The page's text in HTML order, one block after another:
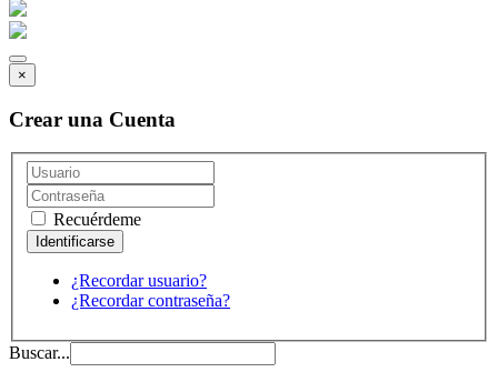
×
Crear una Cuenta
Recuérdeme
¿Recordar usuario?
¿Recordar contraseña?
Buscar...